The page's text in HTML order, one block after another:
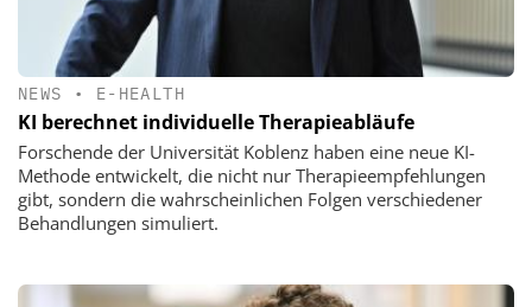
NEWS • E-HEALTH
KI berechnet individuelle Therapieabläufe
Forschende der Universität Koblenz haben eine neue KI-
Methode entwickelt, die nicht nur Therapieempfehlungen
gibt, sondern die wahrscheinlichen Folgen verschiedener
Behandlungen simuliert.